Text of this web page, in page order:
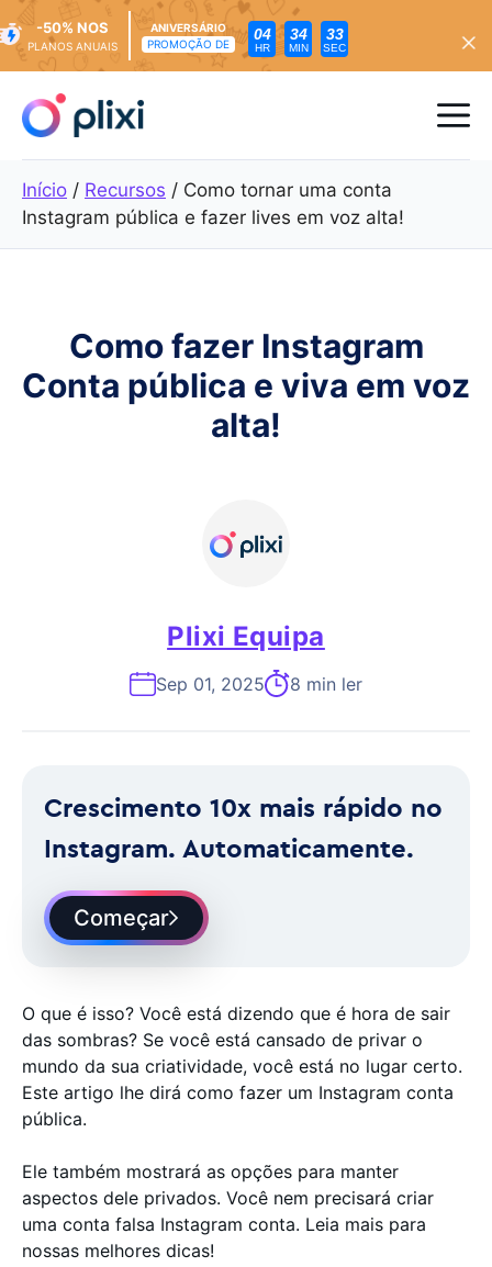
para
conteúdo
-50% NOS
PLANOS ANUAIS
ANIVERSÁRIO
PROMOÇÃO DE
04
HR
34
MIN
31
SEC
Início / Recursos / Como tornar uma conta
Instagram pública e fazer lives em voz alta!
Como fazer Instagram
Conta pública e viva em voz
alta!
Plixi Equipa
Sep 01, 2025 8 min ler
Crescimento 10x mais rápido no
Instagram. Automaticamente.
Começar
O que é isso? Você está dizendo que é hora de sair
das sombras? Se você está cansado de privar o
mundo da sua criatividade, você está no lugar certo.
Este artigo lhe dirá como fazer um Instagram conta
pública.
Ele também mostrará as opções para manter
aspectos dele privados. Você nem precisará criar
uma conta falsa Instagram conta. Leia mais para
nossas melhores dicas!